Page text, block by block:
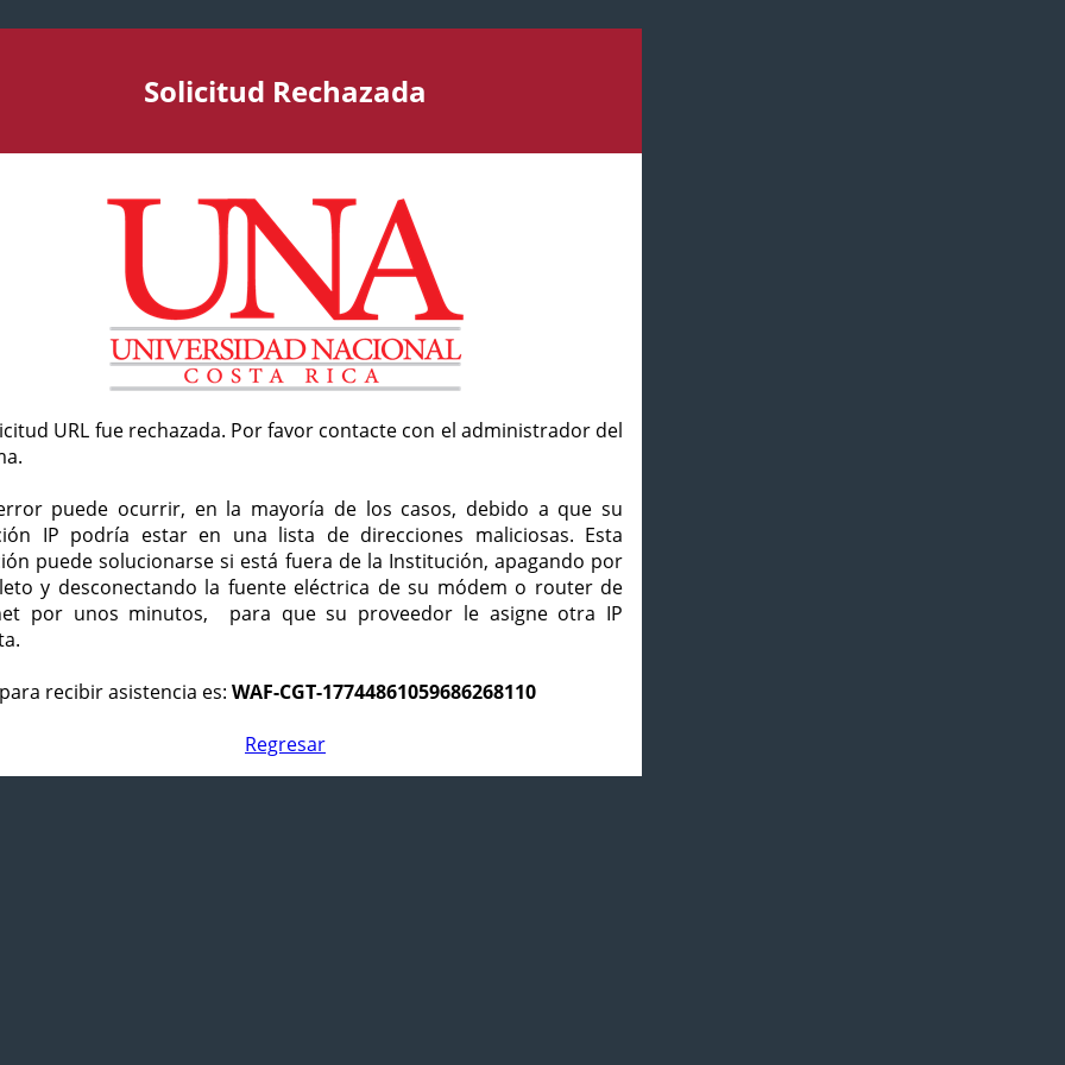
Solicitud Rechazada
URL fue rechazada. Por favor contacte con el administrador del
puede ocurrir, en la mayoría de los casos, debido a que su
IP podría estar en una lista de direcciones maliciosas. Esta
puede solucionarse si está fuera de la Institución, apagando por
y desconectando la fuente eléctrica de su módem o router de
por unos minutos, para que su proveedor le asigne otra IP
recibir asistencia es: WAF-CGT-17744861059686268110
Regresar